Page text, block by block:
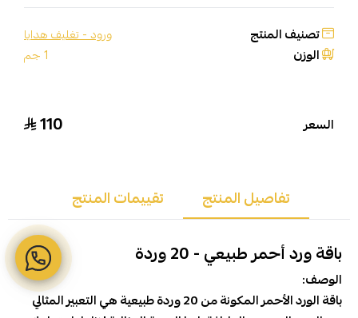
تصنيف المنتج ورود - تغليف هدايا
الوزن 1 جم
السعر 110
تفاصيل المنتج تقييمات المنتج
باقة ورد أحمر طبيعي - 20 وردة
الوصف:
باقة الورد الأحمر المكونة من 20 وردة طبيعية هي التعبير المثالي